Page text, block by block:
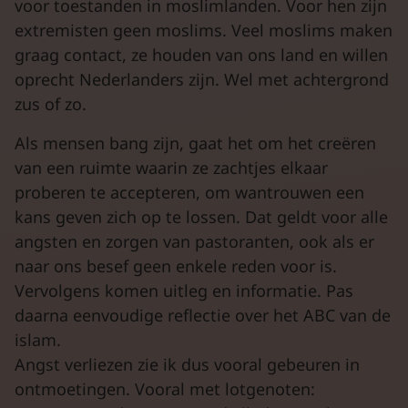
voor toestanden in moslimlanden. Voor hen zijn
extremisten geen moslims. Veel moslims maken
graag contact, ze houden van ons land en willen
oprecht Nederlanders zijn. Wel met achtergrond
zus of zo.
Als mensen bang zijn, gaat het om het creëren
van een ruimte waarin ze zachtjes elkaar
proberen te accepteren, om wantrouwen een
kans geven zich op te lossen. Dat geldt voor alle
angsten en zorgen van pastoranten, ook als er
naar ons besef geen enkele reden voor is.
Vervolgens komen uitleg en informatie. Pas
daarna eenvoudige reflectie over het ABC van de
islam.
Angst verliezen zie ik dus vooral gebeuren in
ontmoetingen. Vooral met lotgenoten: